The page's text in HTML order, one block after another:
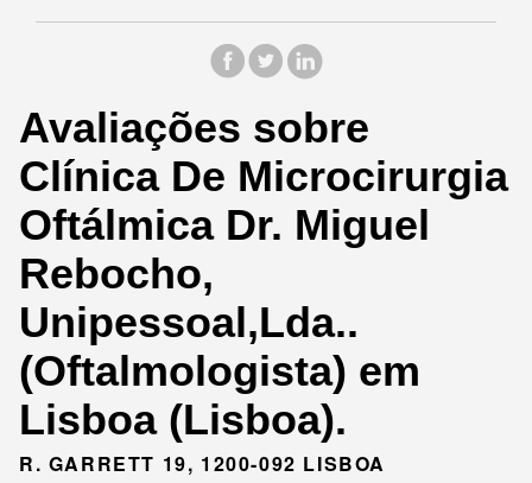
Avaliações sobre
Clínica De Microcirurgia
Oftálmica Dr. Miguel
Rebocho,
Unipessoal,Lda..
(Oftalmologista) em
Lisboa (Lisboa).
R. GARRETT 19, 1200-092 LISBOA